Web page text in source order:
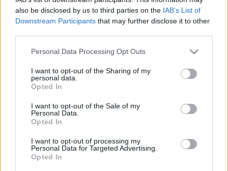
also be disclosed by us to third parties on the IAB’s List of
Downstream Participants that may further disclose it to other
Personal Data Processing Opt Outs
I want to opt-out of the Sharing of my
personal data.
Opted In
I want to opt-out of the Sale of my
Personal Data.
Opted In
I want to opt-out of processing my
Personal Data for Targeted Advertising.
Opted In
διαρκείας είναι μόλις 2 μηνών
ΣΉΜΕΡΑ
Διακοπές στη Μύκονο για τη
Βάλια Χατζηθεοδώρου ‑ οι
φωτογραφίες με μαγιό στην
Μέσα από ανάρτηση στο Instagram
ανέμων